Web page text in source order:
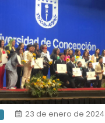
23 de enero de 2024